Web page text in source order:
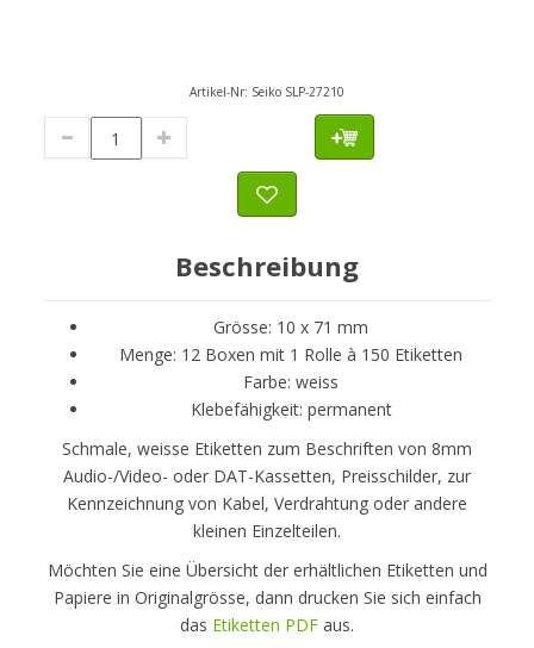
Artikel-Nr: Seiko SLP-27210
Beschreibung
Grösse: 10 x 71 mm
Menge: 12 Boxen mit 1 Rolle à 150 Etiketten
Farbe: weiss
Klebefähigkeit: permanent
Schmale, weisse Etiketten zum Beschriften von 8mm
Audio-/Video- oder DAT-Kassetten, Preisschilder, zur
Kennzeichnung von Kabel, Verdrahtung oder andere
kleinen Einzelteilen.
Möchten Sie eine Übersicht der erhältlichen Etiketten und
Papiere in Originalgrösse, dann drucken Sie sich einfach
das Etiketten PDF aus.